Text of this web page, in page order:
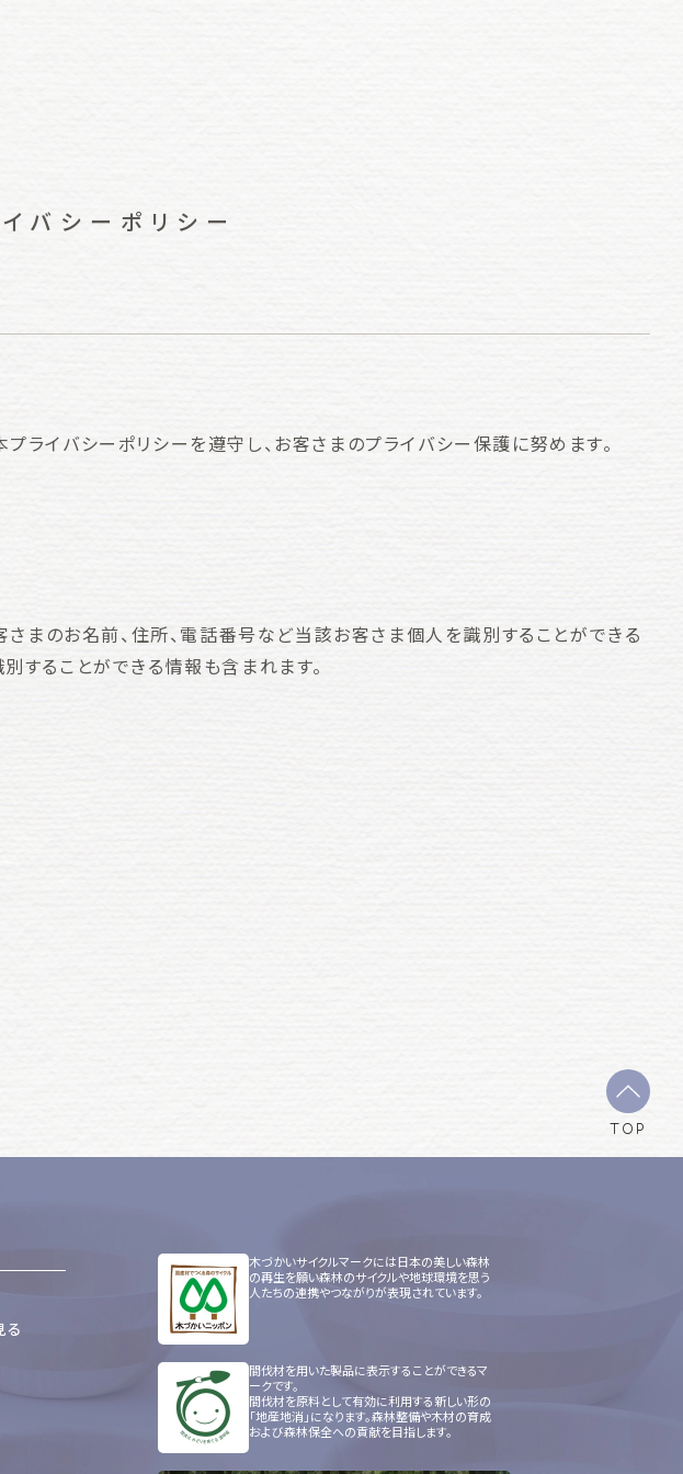
バシーポリシー
ライバシーポリシーを遵守し、お客さまのプライバシー保護に努めます。
まのお名前、住所、電話番号など当該お客さま個人を識別することができる
することができる情報も含まれます。
TOP
る
木づかいサイクルマークには日本の美しい森林
の再生を願い森林のサイクルや地球環境を思う
人たちの連携やつながりが表現されています。
間伐材を用いた製品に表示することができるマ
ークです。
間伐材を原料として有効に利用する新しい形の
「地産地消」になります。森林整備や木材の育成
および森林保全への貢献を目指します。